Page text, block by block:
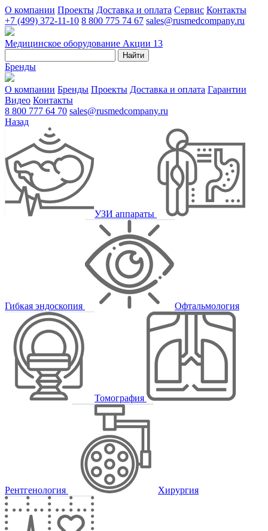
О компании Проекты Доставка и оплата Сервис Контакты
+7 (499) 372-11-10 8 800 775 74 67 sales@rusmedcompany.ru
Медицинское оборудование Акции 13
Найти
Бренды
О компании Бренды Проекты Доставка и оплата Гарантии
Видео Контакты
8 800 777 64 70 sales@rusmedcompany.ru
Назад
УЗИ аппараты
Гибкая эндоскопия Офтальмология
Томография
Рентгенология Хирургия